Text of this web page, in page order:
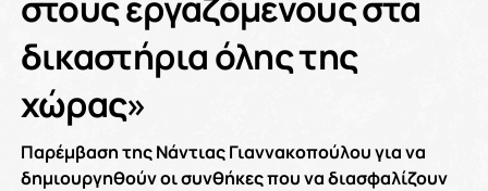
δικαστήρια όλης της
χώρας»
Παρέμβαση της Νάντιας Γιαννακοπούλου για να
δημιουργηθούν οι συνθήκες που να διασφαλίζουν